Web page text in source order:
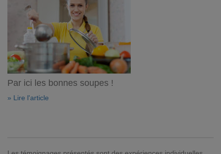
Par ici les bonnes soupes !
» Lire l'article